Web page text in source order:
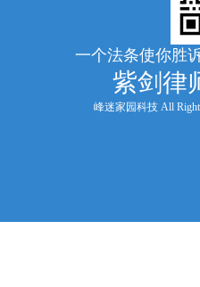
一个法条使你胜
紫剑律
峰迷家园科技 All